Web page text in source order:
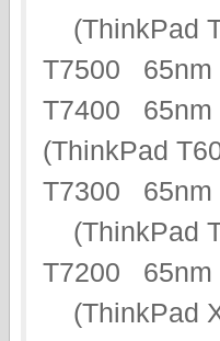
(ThinkPad
T7500
T7400
(ThinkPad
T7300
(ThinkPad
T7200
(ThinkPad